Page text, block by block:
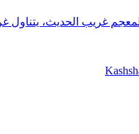
غريب الحديث، يتناول